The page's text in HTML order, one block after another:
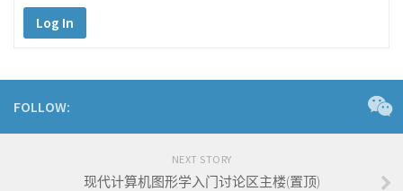
Log In
FOLLOW:
NEXT STORY
现代计算机图形学入门讨论区主楼(置顶)